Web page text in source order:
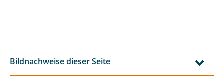
Bildnachweise dieser Seite